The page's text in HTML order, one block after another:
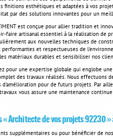
finitions esthétiques et adaptées à vos
par des solutions innovantes pour un
est conçue pour allier tradition et
faire artisanal essentiel à la réalisation de
aux nouvelles techniques de
et respectueuses de
matériaux durables et sensibiliser nos
pour une expertise globale qui englobe
des travaux réalisés. Nous effectuons
pour de futurs projets. Par
vous assure une maintenance
Architecte de vos projets 92230 »
supplémentaires ou pour bénéficier de